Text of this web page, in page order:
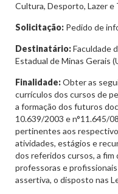
Cultura, Desporto, Lazer e
Solicitação: Pedido de
Destinatário:Faculdade
Estadual de Minas Gerais
Finalidade:Obter as
currículos dos cursos de
a formação dos futuros
10.639/2003 e n°11.645/
pertinentes aos
atividades, estágios e
dos referidos cursos, a
professoras e profissionais
assertiva, o disposto nas